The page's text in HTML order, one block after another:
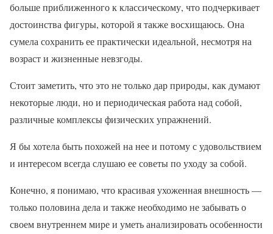
больше приближенного к классическому, что подчеркивает
достоинства фигуры, которой я также восхищаюсь. Она
сумела сохранить ее практически идеальной, несмотря на
возраст и жизненные невзгоды.
Стоит заметить, что это не только дар природы, как думают
некоторые люди, но и периодическая работа над собой,
различные комплексы физических упражнений.
Я бы хотела быть похожей на нее и потому с удовольствием
и интересом всегда слушаю ее советы по уходу за собой.
Конечно, я понимаю, что красивая ухоженная внешность —
только половина дела и также необходимо не забывать о
своем внутреннем мире и уметь анализировать особенности